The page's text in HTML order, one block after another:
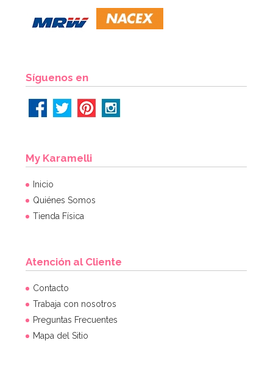
Síguenos en
My Karamelli
Inicio
Quiénes Somos
Tienda Física
Atención al Cliente
Contacto
Trabaja con nosotros
Preguntas Frecuentes
Mapa del Sitio